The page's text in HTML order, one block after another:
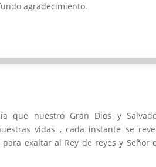
agradecimiento.
que nuestro Gran Dios y
vidas , cada instante se
exaltar al Rey de reyes y Señor